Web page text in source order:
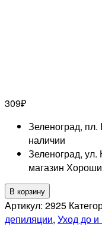
309₽
Зеленоград,
наличии
Зеленоград, ул.
магазин
Количество
товара
KAPOUS
В корзину
Артикул: 2925
депиляции, Уход до